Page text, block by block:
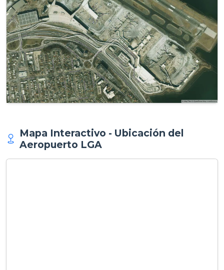
Mapa Interactivo - Ubicación del
Aeropuerto LGA